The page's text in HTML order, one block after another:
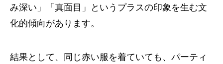
み深い」「真面目」というプラスの印象を生む文
化的傾向があります。
結果として、同じ赤い服を着ていても、パーティ